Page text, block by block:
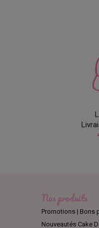
Nos produits
Promotions | Bons
Nouveautés Cake